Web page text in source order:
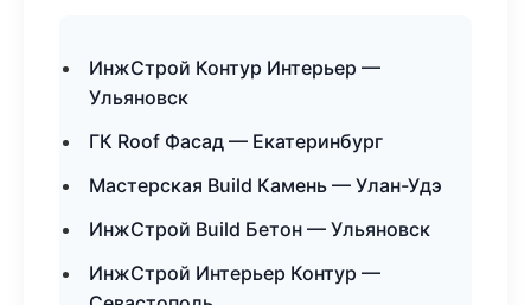
ИнжСтрой Контур Интерьер —
Ульяновск
ГК Roof Фасад — Екатеринбург
Мастерская Build Камень — Улан-Удэ
ИнжСтрой Build Бетон — Ульяновск
ИнжСтрой Интерьер Контур —